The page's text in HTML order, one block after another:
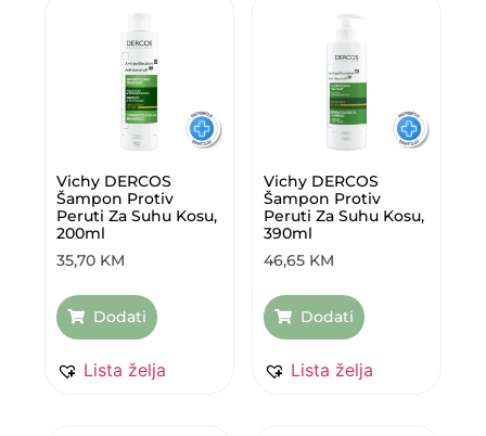
Vichy DERCOS
Šampon Protiv
Peruti Za Suhu Kosu,
200ml
35,70 KM
Dodati
Lista želja
Vichy DERCOS
Šampon Protiv
Peruti Za Suhu Kosu,
390ml
46,65 KM
Dodati
Lista želja